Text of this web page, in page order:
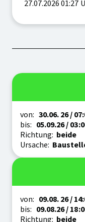
27.07.2026 01:27
Zeitraum
von: 30.06. 26/
bis: 05.09.26/
Richtung: beide
Ursache:
Zeitraum
von: 09.08. 26/
bis: 09.08.26/
Richtung: beide